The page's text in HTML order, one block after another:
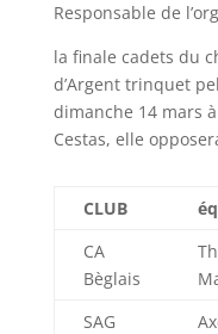
Responsable de
la finale cadets du
d’Argent trinquet
dimanche 14 mars
Cestas, elle
CLUB
CA
Bèglais
SAG